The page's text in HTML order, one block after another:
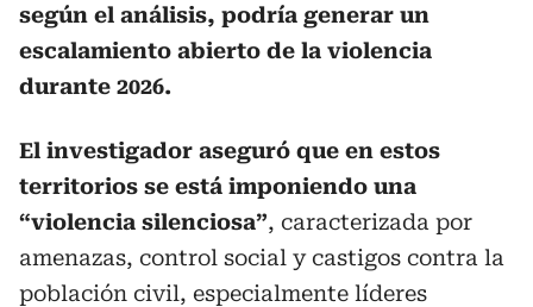
según el análisis, podría generar un
escalamiento abierto de la violencia
durante 2026.
El investigador aseguró que en estos
territorios se está imponiendo una
“violencia silenciosa”, caracterizada por
amenazas, control social y castigos contra la
población civil, especialmente líderes